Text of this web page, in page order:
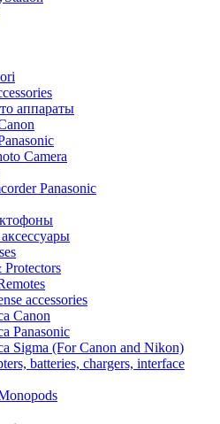
аппараты
Camera
Panasonic
accessories
Canon
Panasonic
Sigma (For Canon and Nikon)
batteries, chargers, interface